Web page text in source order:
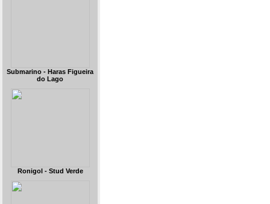
Submarino - Haras Figueira
do Lago
Ronigol - Stud Verde